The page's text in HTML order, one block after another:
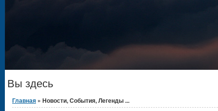
Вы здесь
Главная » Новости, События, Легенды ...